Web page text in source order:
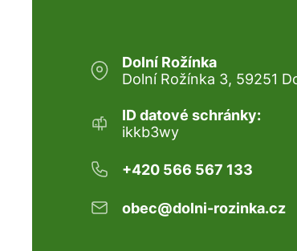
Dolní Rožínka
Dolní Rožínka 3, 59251
ID datové schránky:
ikkb3wy
+420 566 567 133
obec@dolni-rozinka.cz